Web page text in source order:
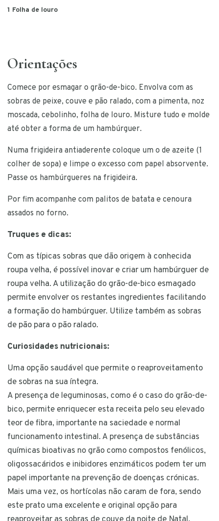
Orientações
Comece por esmagar o grão-de-bico. Envolva com as
sobras de peixe, couve e pão ralado, com a pimenta, noz
moscada, cebolinho, folha de louro. Misture tudo e molde
até obter a forma de um hambúrguer.
Numa frigideira antiaderente coloque um o de azeite (1
colher de sopa) e limpe o excesso com papel absorvente.
Passe os hambúrgueres na frigideira.
Por fim acompanhe com palitos de batata e cenoura
assados no forno.
Truques e dicas:
Com as típicas sobras que dão origem à conhecida
roupa velha, é possível inovar e criar um hambúrguer de
roupa velha. A utilização do grão-de-bico esmagado
permite envolver os restantes ingredientes facilitando
a formação do hambúrguer. Utilize também as sobras
de pão para o pão ralado.
Curiosidades nutricionais:
Uma opção saudável que permite o reaproveitamento
de sobras na sua íntegra.
A presença de leguminosas, como é o caso do grão-de-
bico, permite enriquecer esta receita pelo seu elevado
teor de fibra, importante na saciedade e normal
funcionamento intestinal. A presença de substâncias
químicas bioativas no grão como compostos fenólicos,
oligossacáridos e inibidores enzimáticos podem ter um
papel importante na prevenção de doenças crónicas.
Mais uma vez, os hortícolas não caram de fora, sendo
este prato uma excelente e original opção para
1 Folha de louro